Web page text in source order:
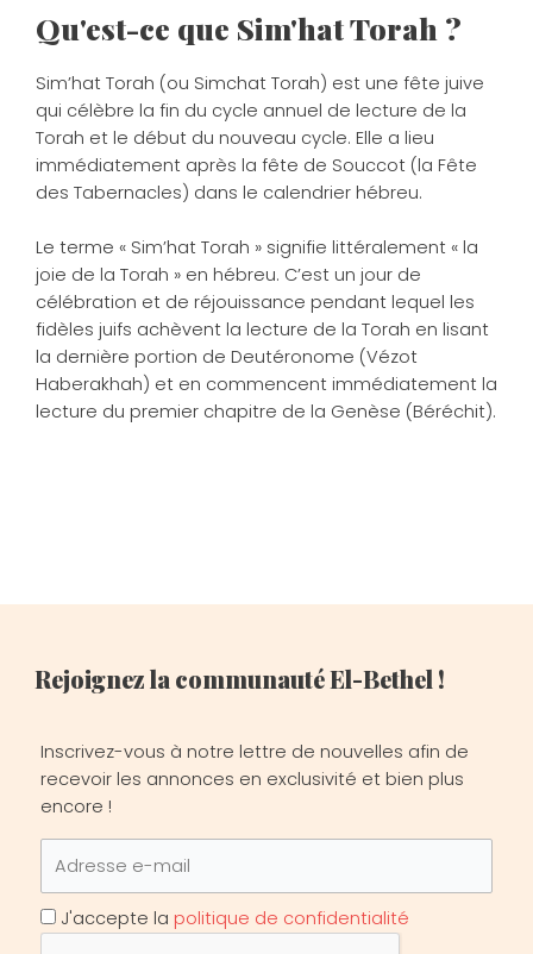
Qu'est-ce que Sim'hat Torah ?
Sim’hat Torah (ou Simchat Torah) est une fête juive
qui célèbre la fin du cycle annuel de lecture de la
Torah et le début du nouveau cycle. Elle a lieu
immédiatement après la fête de Souccot (la Fête
des Tabernacles) dans le calendrier hébreu.
Le terme « Sim’hat Torah » signifie littéralement « la
joie de la Torah » en hébreu. C’est un jour de
célébration et de réjouissance pendant lequel les
fidèles juifs achèvent la lecture de la Torah en lisant
la dernière portion de Deutéronome (Vézot
Haberakhah) et en commencent immédiatement la
lecture du premier chapitre de la Genèse (Béréchit).
Rejoignez la communauté El-Bethel !
Inscrivez-vous à notre lettre de nouvelles afin de
recevoir les annonces en exclusivité et bien plus
encore !
J'accepte la politique de confidentialité